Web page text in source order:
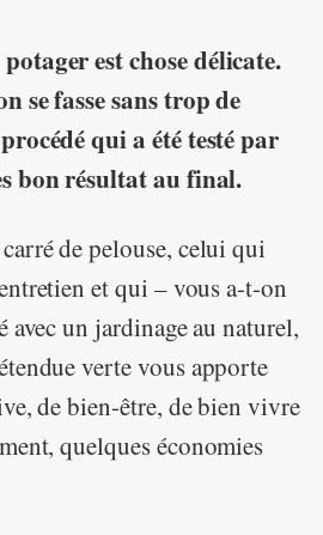
est chose délicate.
se fasse sans trop de
qui a été testé par
bon résultat au final.
de pelouse, celui qui
et qui – vous a-t-on
un jardinage au naturel,
verte vous apporte
de bien-être, de bien vivre
quelques économies